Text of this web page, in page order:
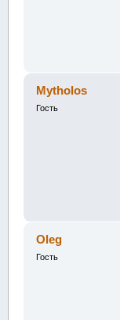
Mytholos
Гость
Oleg
Гость